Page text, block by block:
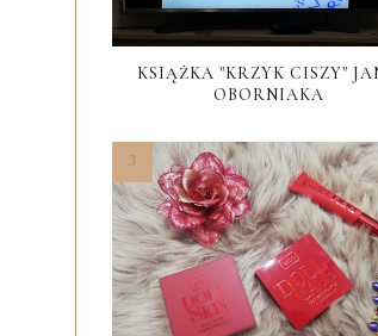
KSIĄŻKA "KRZYK CISZY"
OBORNIAKA